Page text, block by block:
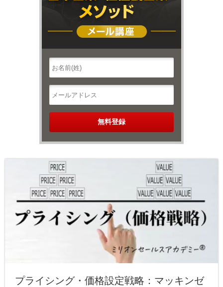
プライシング・価格設定戦略：マッキンゼ